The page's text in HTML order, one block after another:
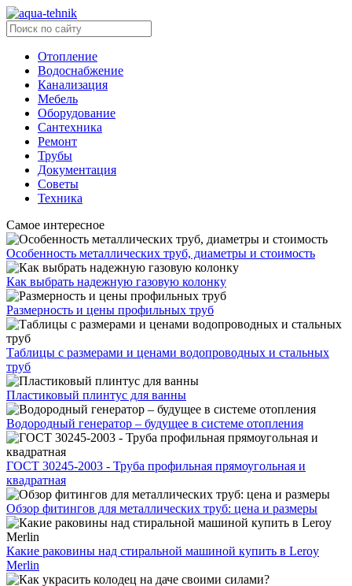
Отопление
Водоснабжение
Канализация
Мебель
Оборудование
Сантехника
Ремонт
Трубы
Документация
Советы
Техника
Самое интересное
Особенность металлических труб, диаметры и стоимость
Как выбрать надежную газовую колонку
Размерность и цены профильных труб
Таблицы с размерами и ценами водопроводных и стальных
труб
Пластиковый плинтус для ванны
Водородный генератор – будущее в системе отопления
ГОСТ 30245-2003 - Труба профильная прямоугольная и
квадратная
Обзор фитингов для металлических труб: цена и размеры
Какие раковины над стиральной машиной купить в Leroy
Merlin